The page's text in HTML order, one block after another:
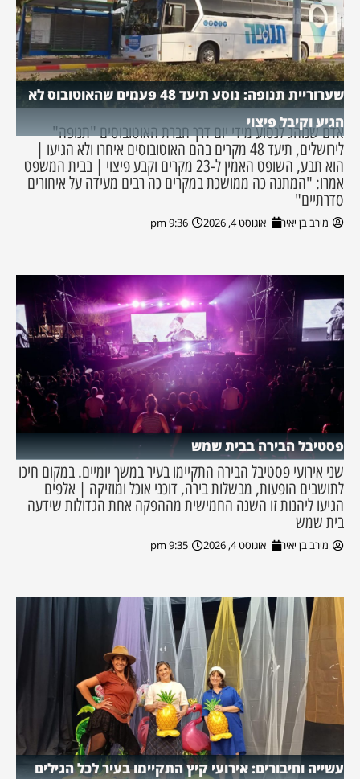
שערוריית תנופה: נוסע תיעד 48 פעמים שהאוטובוס לא
הגיע וקיבל פיצוי
אדם שנוהג לנסוע מידי יום דרך חברת האוטובוסים "תנופה"
לירושלים, תיעד 48 מקרים בהם האוטובוסים איחרו ולא הגיעו |
הוא תבע, השופט האמין ל-23 מקרים וקבע פיצוי | בבית המשפט
אמרו: "המתנה כה ממושכת במקרים כה רבים מעידה על איחורים
סדרתיים"
מירב בן יאיר אוגוסט 4, 2026 9:36 pm
פסטיבל הבירה בבית שמש
שני אירועי פסטיבל הבירה התקיימו בעיר במשך יומיים. במקום חיכו
לתושבים הופעות, מבשלות בירה, דוכני אוכל ומוזיקה | אלפים
הגיעו ליהנות זו השנה החמישית מההפקה אחת הגדולות שידעה
בית שמש
מירב בן יאיר אוגוסט 4, 2026 9:35 pm
עשייה וחיבורים: אירועי קיץ התקיימו בעיר לכל הגילים